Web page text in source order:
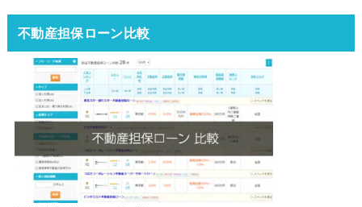
不動産担保ローン比較